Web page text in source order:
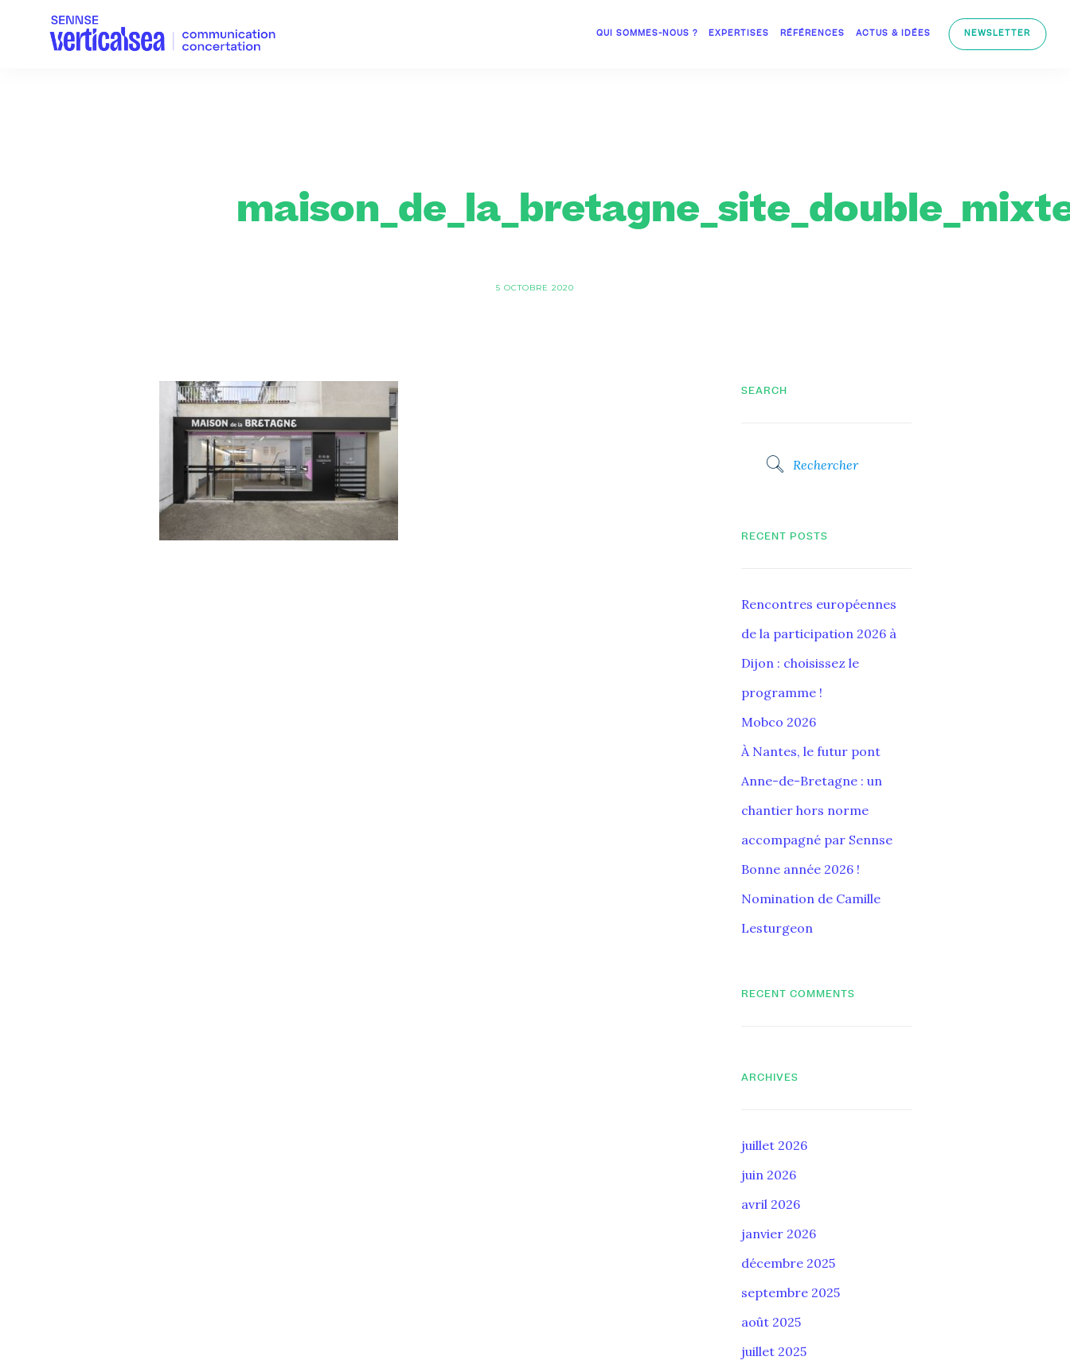
QUI SOMMES-NOUS ? EXPERTISES RÉFÉRENCES ACTUS & IDÉES NEWSLETTER
5 OCTOBRE 2020
SEARCH
RECENT POSTS
Rencontres européennes
de la participation 2026 à
Dijon : choisissez le
programme !
Mobco 2026
À Nantes, le futur pont
Anne-de-Bretagne : un
chantier hors norme
accompagné par Sennse
Bonne année 2026 !
Nomination de Camille
Lesturgeon
RECENT COMMENTS
ARCHIVES
juillet 2026
juin 2026
avril 2026
janvier 2026
décembre 2025
septembre 2025
août 2025
juillet 2025